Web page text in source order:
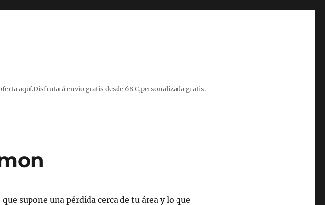
aquí.Disfrutará envío gratis desde 68 €,personalizada gratis.
supone una pérdida cerca de tu área y lo que